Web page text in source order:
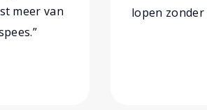
meer van
lopen zonder